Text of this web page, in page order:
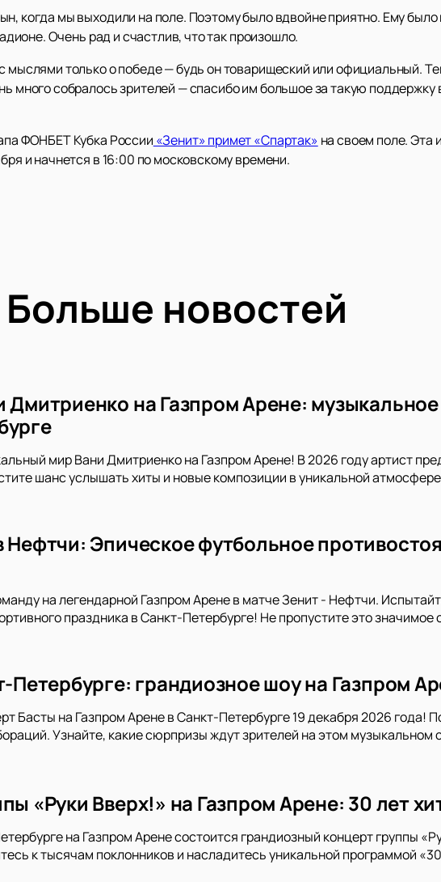
когда мы выходили на поле. Поэтому было вдвойне приятно. Ему было
Очень рад и счастлив, что так произошло.
только о победе — будь он товарищеский или официальный.
много собралось зрителей — спасибо им большое за такую
ФОНБЕТ Кубка России «Зенит» примет «Спартак» на своем поле. Эта
и начнется в 16:00 по московскому времени.
Больше новостей
Дмитриенко на Газпром Арене:
мир Вани Дмитриенко на Газпром Арене! В 2026 году артист
шанс услышать хиты и новые композиции в уникальной
Нефтчи: Эпическое футбольное
на легендарной Газпром Арене в матче Зенит - Нефтчи.
праздника в Санкт-Петербурге! Не пропустите это значимое
Петербурге: грандиозное шоу на Газпром
Басты на Газпром Арене в Санкт-Петербурге 19 декабря 2026 года!
Узнайте, какие сюрпризы ждут зрителей на этом музыкальном
«Руки Вверх!» на Газпром Арене: 30 лет
на Газпром Арене состоится грандиозный концерт группы
к тысячам поклонников и насладитесь уникальной программой